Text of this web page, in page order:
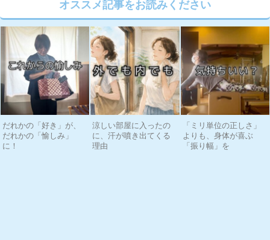
オススメ記事をお読みください
だれかの「好き」が、
だれかの「愉しみ」
に！
涼しい部屋に入ったの
に、汗が噴き出てくる
理由
「ミリ単位の正しさ」
よりも、身体が喜ぶ
「振り幅」を